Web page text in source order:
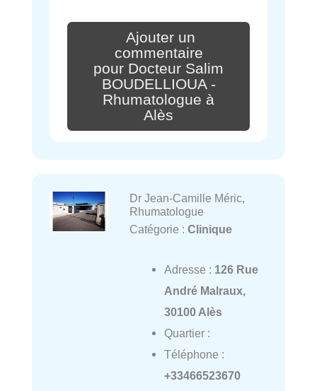
Ajouter un
commentaire
pour Docteur Salim
BOUDELLIOUA -
Rhumatologue à
Alès
Dr Jean-Camille Méric,
Rhumatologue
Catégorie : Clinique
Adresse : 126 Rue
André Malraux,
30100 Alès
Quartier :
Téléphone :
+33466523670